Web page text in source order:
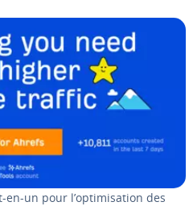
un pour l’op­ti­mi­sa­tion des